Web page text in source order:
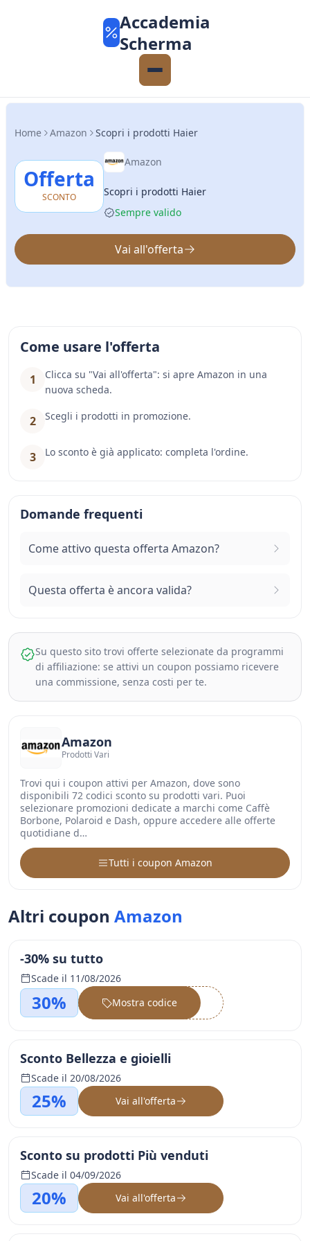
Accademia
Scherma
Home Amazon Scopri i prodotti Haier
Offerta
SCONTO
Amazon
Scopri i prodotti Haier
Sempre valido
Vai all'offerta
Come usare l'offerta
1
Clicca su "Vai all'offerta": si apre Amazon in una
nuova scheda.
2 Scegli i prodotti in promozione.
3 Lo sconto è già applicato: completa l'ordine.
Domande frequenti
Come attivo questa offerta Amazon?
Questa offerta è ancora valida?
Su questo sito trovi offerte selezionate da programmi
di affiliazione: se attivi un coupon possiamo ricevere
una commissione, senza costi per te.
Amazon
Prodotti Vari
Trovi qui i coupon attivi per Amazon, dove sono
disponibili 72 codici sconto su prodotti vari. Puoi
selezionare promozioni dedicate a marchi come Caffè
Borbone, Polaroid e Dash, oppure accedere alle offerte
quotidiane d…
Tutti i coupon Amazon
Altri coupon Amazon
-30% su tutto
Scade il 11/08/2026
30% ••••••
Mostra codice
Sconto Bellezza e gioielli
Scade il 20/08/2026
25% Vai all'offerta
Sconto su prodotti Più venduti
Scade il 04/09/2026
20% Vai all'offerta